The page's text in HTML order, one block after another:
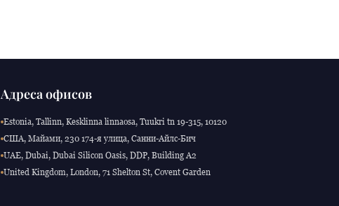
Адреса офисов
Estonia, Tallinn, Kesklinna linnaosa, Tuukri tn 19-315, 10120
США, Майами, 230 174-я улица, Санни-Айлс-Бич
UAE, Dubai, Dubai Silicon Oasis, DDP, Building A2
United Kingdom, London, 71 Shelton St, Covent Garden